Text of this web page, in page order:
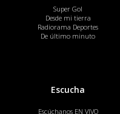
Super Gol
Desde mi tierra
Radiorama Deportes
De último minuto
Escucha
Escúchanos EN VIVO